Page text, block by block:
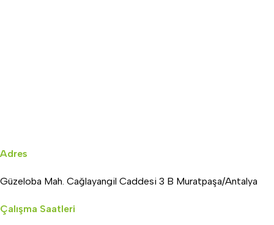
Adres
Güzeloba Mah. Cağlayangil Caddesi 3 B Muratpaşa/Antalya
Çalışma Saatleri